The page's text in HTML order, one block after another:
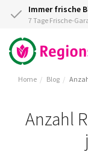
Immer frische
7 Tage Frische-
Home Blog
Anzahl